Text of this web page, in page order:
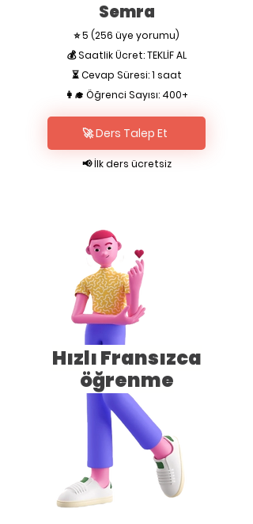
Semra
⭐ 5 (256 üye yorumu)
💰 Saatlik Ücret:TEKLİF AL
⏳ Cevap Süresi: 1 saat
👩‍🎓 Öğrenci Sayısı: 400+
🚀 Ders Talep Et
📢 İlk ders ücretsiz
Hızlı Fransızca
öğrenme